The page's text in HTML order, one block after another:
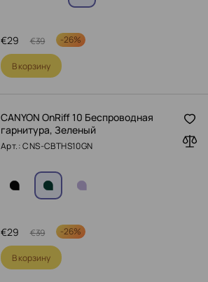
29
€ 39
€ -26%
В корзину
CANYON OnRiff 10 Беспроводная
гарнитура, Зеленый
Арт.: CNS-CBTHS10GN
29
€ 39
€ -26%
В корзину